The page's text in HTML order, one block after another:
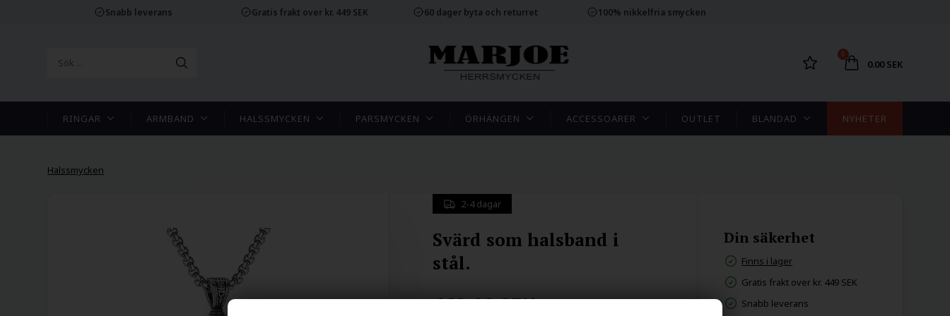
Snabb leverans Gratis frakt over kr. 449 SEK 60 dager byta och returret 100% nikkelfria smycken
0
0.00 SEK
RINGAR ARMBAND HALSSMYCKEN PARSMYCKEN ÖRHÄNGEN ACCESSOARER OUTLET BLANDAD NYHETER
Halssmycken
2-4 dagar
Svärd som halsband i
stål.
462.00SEK
Din säkerhet
Finns i lager
Gratis frakt over kr. 449 SEK
Snabb leverans